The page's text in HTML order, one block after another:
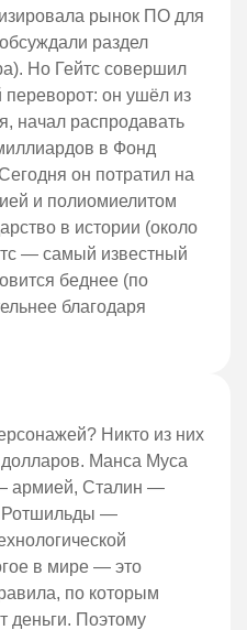
рынок ПО для
раздел
Но Гейтс совершил
он ушёл из
начал распродавать
в Фонд
он потратил на
и полиомиелитом
в истории (около
— самый известный
беднее (по
благодаря
Никто из них
долларов. Манса Муса
армией, Сталин —
Ротшильды —
в мире — это
по которым
деньги. Поэтому